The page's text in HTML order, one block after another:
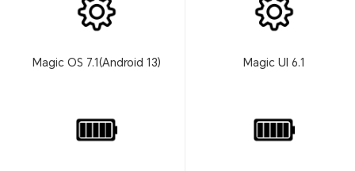
Magic OS 7.1(Android 13) Magic UI 6.1